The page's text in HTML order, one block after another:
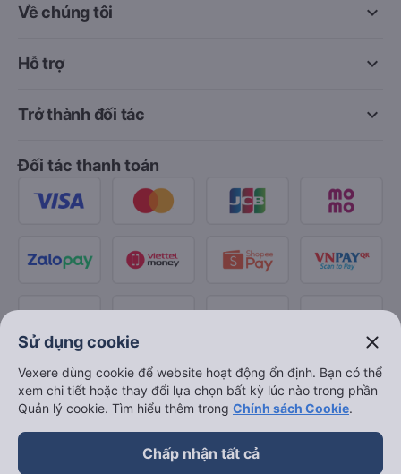
keyboard_arrow_down
Về chúng tôi
keyboard_arrow_down
Hỗ trợ
keyboard_arrow_down
Trở thành đối tác
Đối tác thanh toán
Sử dụng cookie close
Vexere dùng cookie để website hoạt động ổn định. Bạn có thể
xem chi tiết hoặc thay đổi lựa chọn bất kỳ lúc nào trong phần
Quản lý cookie. Tìm hiểu thêm trong Chính sách Cookie.
Chấp nhận tất cả